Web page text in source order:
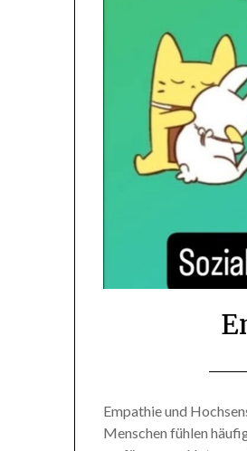
Empathie und
Menschen fühlen